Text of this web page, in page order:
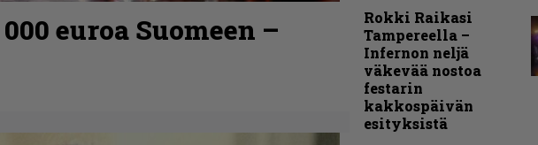
euroa Suomeen –
Rokki Raikasi
Tampereella –
Infernon neljä
väkevää nostoa
festarin
kakkospäivän
esityksistä